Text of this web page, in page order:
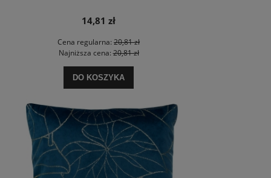
14,81 zł
Cena regularna: 20,81 zł
Najniższa cena:20,81 zł
DO KOSZYKA